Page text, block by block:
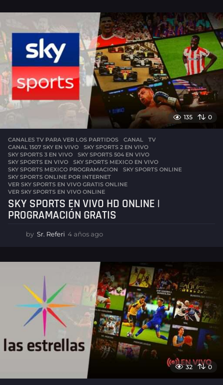
s
a
g
o
135 0
CANALES TV PARA VER LOS PARTIDOS ,CANAL ,TV
CANAL 1507 SKY EN VIVO
,SKY SPORTS 2 EN VIVO
SKY SPORTS 3 EN VIVO
,SKY SPORTS 504 EN VIVO
SKY SPORTS EN VIVO
,SKY SPORTS MEXICO EN VIVO
SKY SPORTS MEXICO PROGRAMACION
,SKY SPORTS ONLINE
SKY SPORTS ONLINE POR INTERNET
VER SKY SPORTS EN VIVO GRATIS ONLINE
VER SKY SPORTS EN VIVO ONLINE
SKY SPORTS EN VIVO HD ONLINE |
PROGRAMACIÓN GRATIS
by Sr. Referi 4 años ago
s
a
g
o
32 0